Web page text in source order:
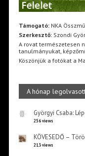
Támogató:NKA
Szerkesztő:Szondi
A rovat természetesen
tanulmányukat,
Köszönjük a fotókat a
A hónap
Györgyi Csaba:
256 views
KÖVESEDŐ –
213 views